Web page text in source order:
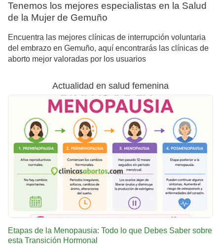
Tenemos los mejores especialistas en la Salud
de la Mujer de Gemuño
Encuentra las mejores clínicas de interrupción voluntaria
del embrazo en Gemuño, aquí encontrarás las clínicas de
aborto mejor valoradas por los usuarios
Actualidad en salud femenina
Etapas de la Menopausia: Todo lo que Debes Saber sobre
esta Transición Hormonal